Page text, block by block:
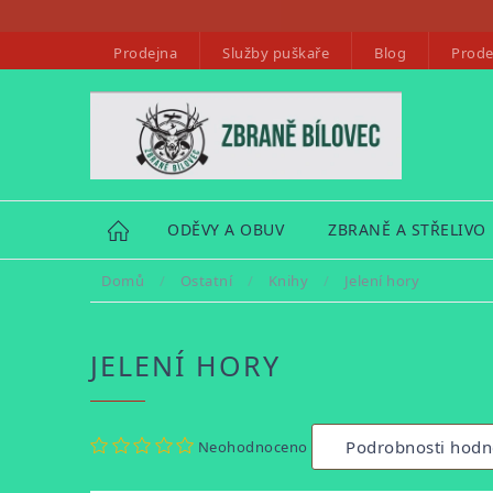
Prodejna Služby puškaře Blog
HOME ODĚVY A OBUV ZBRANĚ A STŘELIVO
Domů / Ostatní / Knihy / Jelení hory
JELENÍ HORY
hodnocení
Neohodnoceno Podrobnosti